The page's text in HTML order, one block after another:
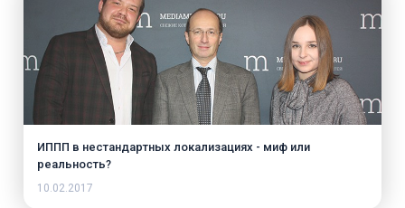
ИППП в нестандартных локализациях - миф или
реальность?
10.02.2017